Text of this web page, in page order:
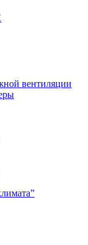
вентиляции